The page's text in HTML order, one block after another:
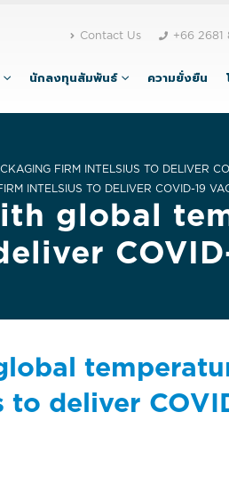
Contact Us +66 2681
นักลงทุนสัมพันธ์ ความยั่งยืน
FIRM INTELSIUS TO DELIVER
INTELSIUS TO DELIVER COVID-19
global
deliver